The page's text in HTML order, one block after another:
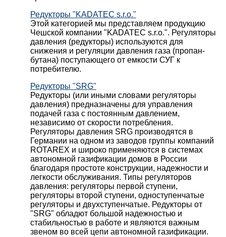
Редукторы "KADATEC s.r.o."
Этой категорией мы представляем продукцию
Чешской компании "KADATEC s.r.o.". Регуляторы
давления (редукторы) используются для
снижения и регуляции давления газа (пропан-
бутана) поступающего от емкости СУГ к
потребителю.
Редукторы "SRG"
Редукторы (или иными словами регуляторы
давления) предназначены для управления
подачей газа с постоянным давлением,
независимо от скорости потребления.
Регуляторы давления SRG производятся в
Германии на одном из заводов группы компаний
ROTAREX и широко применяются в системах
автономной газификации домов в России
благодаря простоте конструкции, надежности и
легкости обслуживания. Типы регуляторов
давления: регуляторы первой ступени,
регуляторы второй ступени, одноступенчатые
регуляторы и двухступенчатые. Редукторы от
"SRG" обладют большой надежностью и
стабильностью в работе и являются важным
звеном во всей цепи автономной газификации.